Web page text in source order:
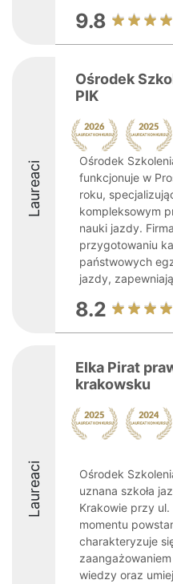
9.8
Laureaci
Ośrodek
PIK
Ośrodek
funkcjonuje w
roku,
kompleksowym
nauki jazdy.
przygotowaniu
państwowych
jazdy,
8.2
Laureaci
Elka Pirat
krakowsku
Ośrodek
uznana szkoła
Krakowie przy
momentu
charakteryzuje
wiedzy oraz